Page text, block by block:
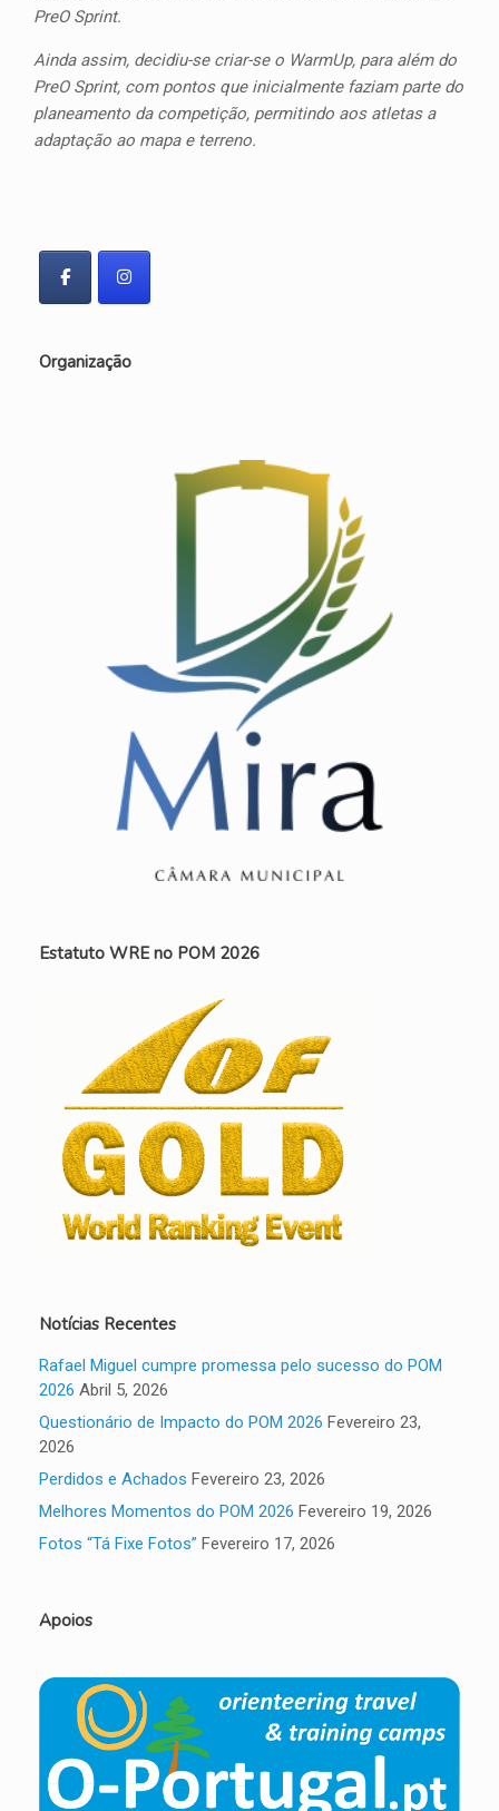
PreO Sprint.
Ainda assim, decidiu-se criar-se o WarmUp, para além do
PreO Sprint, com pontos que inicialmente faziam parte do
planeamento da competição, permitindo aos atletas a
adaptação ao mapa e terreno.
Organização
Estatuto WRE no POM 2026
Notícias Recentes
Rafael Miguel cumpre promessa pelo sucesso do POM
2026 Abril 5, 2026
Questionário de Impacto do POM 2026 Fevereiro 23,
2026
Perdidos e Achados Fevereiro 23, 2026
Melhores Momentos do POM 2026 Fevereiro 19, 2026
Fotos “Tá Fixe Fotos” Fevereiro 17, 2026
Apoios